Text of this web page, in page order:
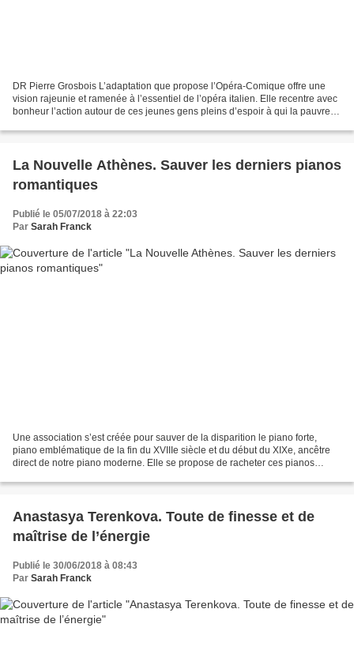
DR Pierre Grosbois L’adaptation que propose l’Opéra-Comique offre une
vision rajeunie et ramenée à l’essentiel de l’opéra italien. Elle recentre avec
bonheur l’action autour de ces jeunes gens pleins d’espoir à qui la pauvreté
La Nouvelle Athènes. Sauver les derniers pianos
romantiques
Publié le 05/07/2018 à 22:03
Par Sarah Franck
Une association s’est créée pour sauver de la disparition le piano forte,
piano emblématique de la fin du XVIIIe siècle et du début du XIXe, ancêtre
direct de notre piano moderne. Elle se propose de racheter ces pianos
Anastasya Terenkova. Toute de finesse et de
maîtrise de l’énergie
Publié le 30/06/2018 à 08:43
Par Sarah Franck